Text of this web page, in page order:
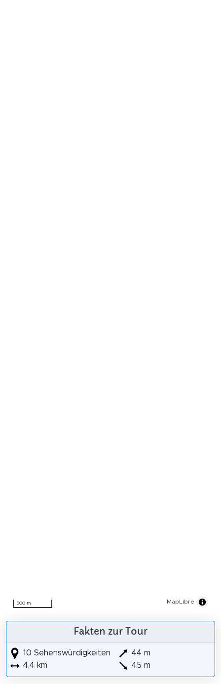
500 m MapLibre
Fakten zur Tour
10 Sehenswürdigkeiten
4,4 km
44 m
45 m